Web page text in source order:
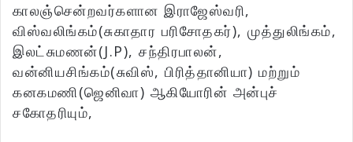
காலஞ்சென்றவர்களான இராஜேஸ்வரி,
விஸ்வலிங்கம்(சுகாதார பரிசோதகர்), முத்துலிங்கம்,
இலட்சுமணன்(J.P), சந்திரபாலன்,
வன்னியசிங்கம்(சுவிஸ், பிரித்தானியா) மற்றும்
கனகமணி(ஜெனிவா) ஆகியோரின் அன்புச்
சகோதரியும்,